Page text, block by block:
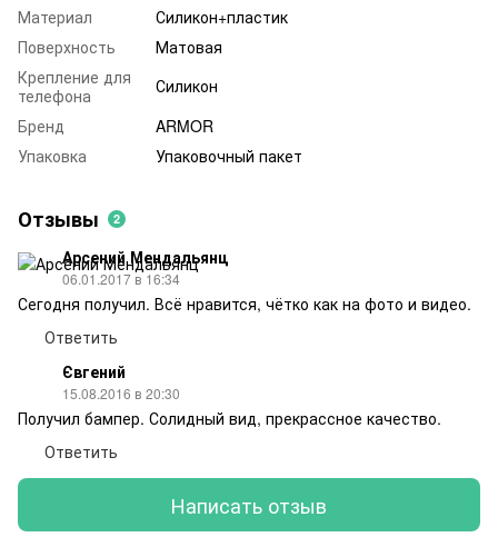
Материал
Силикон+пластик
Поверхность
Матовая
Крепление для
телефона
Силикон
Бренд
ARMOR
Упаковка
Упаковочный пакет
Отзывы 2
Арсений Мендальянц
06.01.2017 в 16:34
Сегодня получил. Всё нравится, чётко как на фото и видео.
Ответить
Євгений
15.08.2016 в 20:30
Получил бампер. Солидный вид, прекрассное качество.
Ответить
Написать отзыв